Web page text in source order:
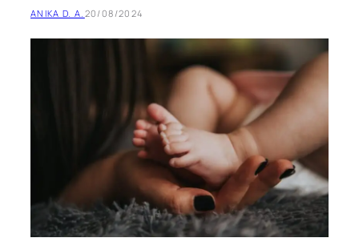
ANIKA D. A. 20/08/2024